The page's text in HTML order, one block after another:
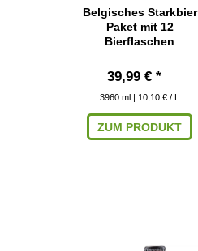
Belgisches Starkbier
Paket mit 12
Bierflaschen
39,99 € *
3960 ml | 10,10 € / L
ZUM PRODUKT